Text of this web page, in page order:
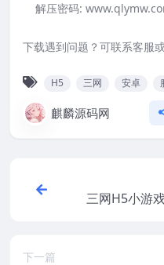
解压密码:
下载遇到问题？可联系客服
H5 三网 安卓
麒麟源码网
三网H5小游
下一篇